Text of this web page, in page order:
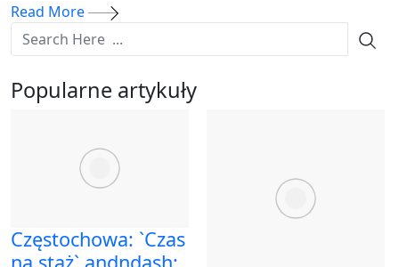
Read More
Popularne artykuły
Częstochowa: `Czas